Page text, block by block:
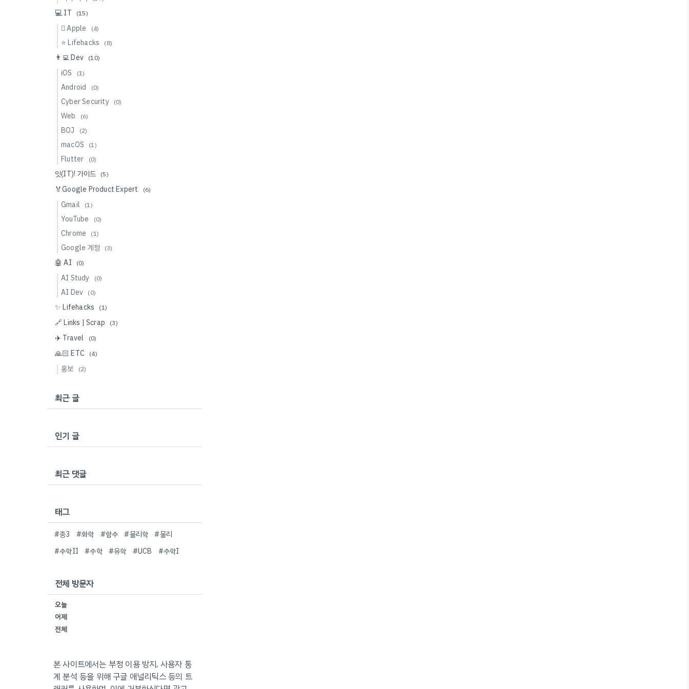
💻 IT (15)
 Apple (4)
⭐️ Lifehacks (8)
👨‍💻 Dev (10)
iOS (1)
Android (0)
Cyber Security (0)
Web (6)
BOJ (2)
macOS (1)
Flutter (0)
잇(IT)! 가이드 (5)
🏅Google Product Expert (6)
Gmail (1)
YouTube (0)
Chrome (1)
Google 계정 (3)
🤖 AI (0)
AI Study (0)
AI Dev (0)
✨ Lifehacks (1)
🔗 Links | Scrap (3)
✈️ Travel (0)
🙏🏻 ETC (4)
홍보 (2)
최근 글
인기 글
최근 댓글
태그
#중3 #화학 #함수 #물리학 #물리
#수학II
#수학 #유학 #UCB #수학I
전체 방문자
오늘
어제
전체
본 사이트에서는 부정 이용 방지, 사용자 통
계 분석 등을 위해 구글 애널리틱스 등의 트